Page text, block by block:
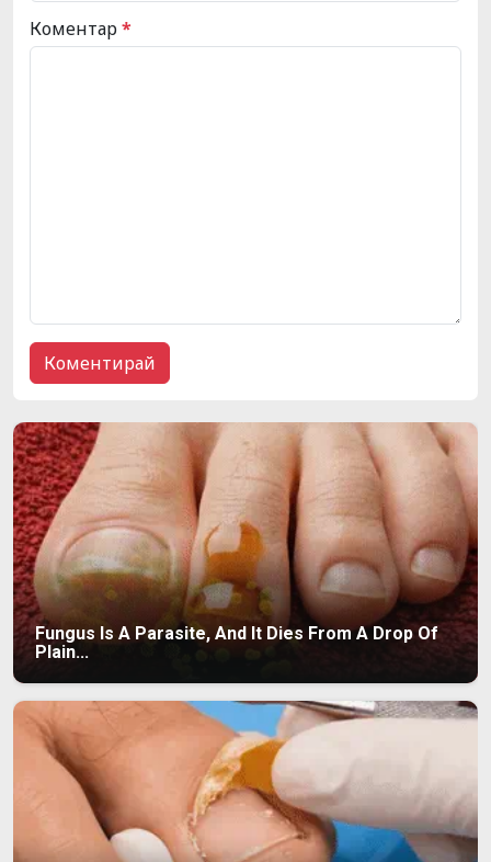
Коментар*
Fungus Is A Parasite, And It Dies From A Drop Of
Plain...